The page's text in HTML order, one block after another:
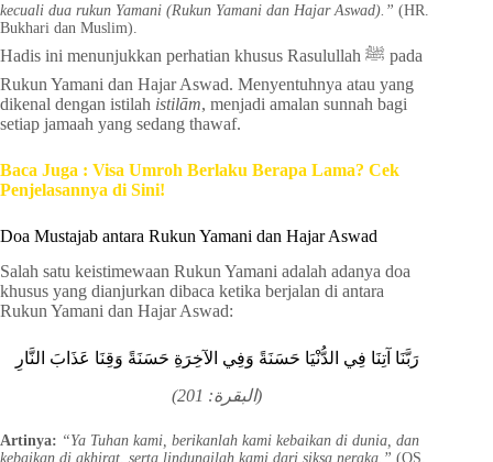
kecuali dua rukun Yamani (Rukun Yamani dan Hajar Aswad).” (HR.
Bukhari dan Muslim).
Hadis ini menunjukkan perhatian khusus Rasulullah ﷺ pada
Rukun Yamani dan Hajar Aswad. Menyentuhnya atau yang
dikenal dengan istilah istilām, menjadi amalan sunnah bagi
setiap jamaah yang sedang thawaf.
Baca Juga : Visa Umroh Berlaku Berapa Lama? Cek
Penjelasannya di Sini!
Doa Mustajab antara Rukun Yamani dan Hajar Aswad
Salah satu keistimewaan Rukun Yamani adalah adanya doa
khusus yang dianjurkan dibaca ketika berjalan di antara
Rukun Yamani dan Hajar Aswad:
رَبَّنَا آتِنَا فِي الدُّنْيَا حَسَنَةً وَفِي الآخِرَةِ حَسَنَةً وَقِنَا عَذَابَ النَّارِ
(البقرة: 201)
Artinya: “Ya Tuhan kami, berikanlah kami kebaikan di dunia, dan
kebaikan di akhirat, serta lindungilah kami dari siksa neraka.” (QS.